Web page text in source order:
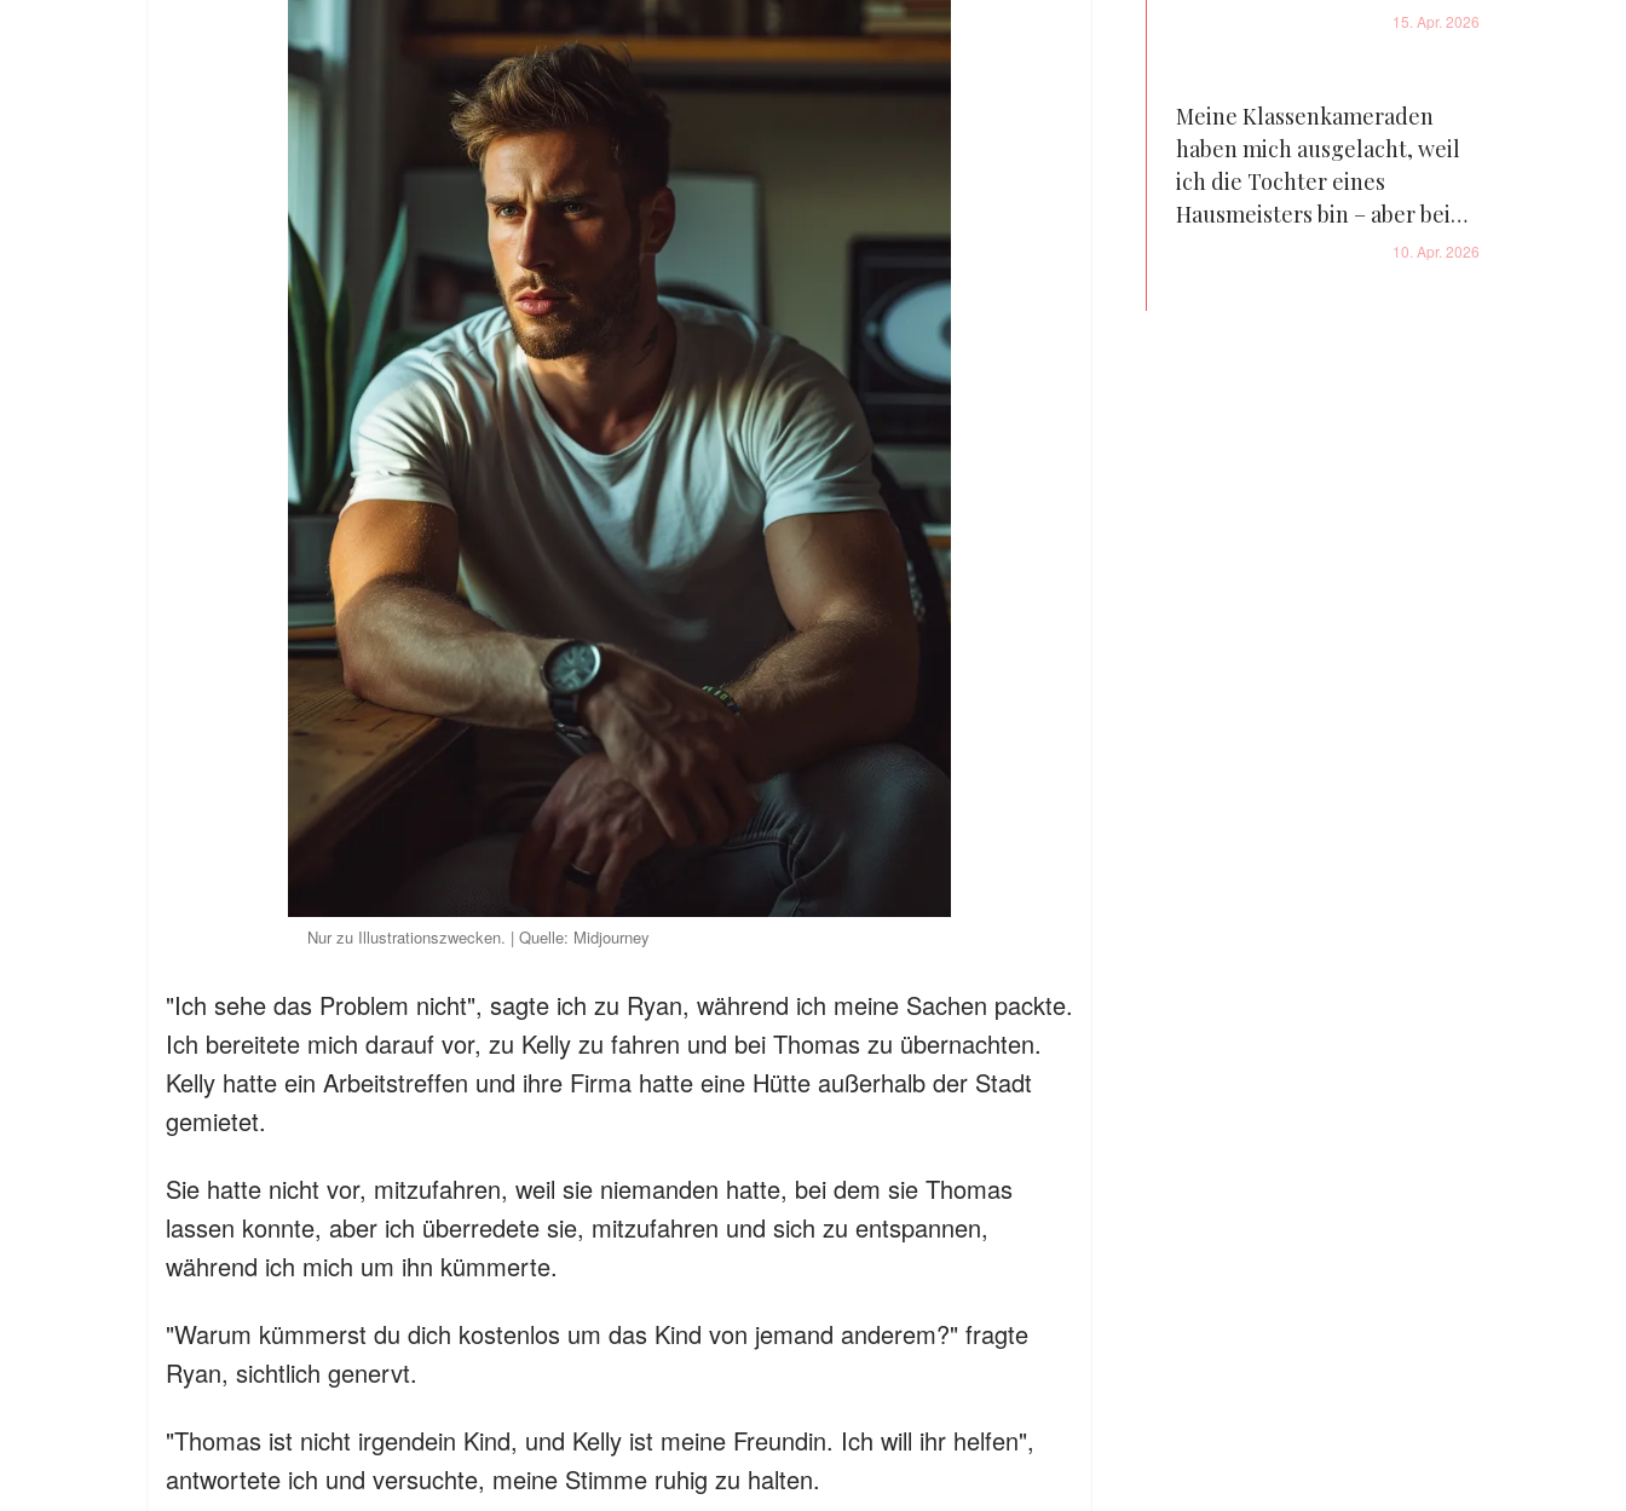
Nur zu Illustrationszwecken. | Quelle: Midjourney
"Ich sehe das Problem nicht", sagte ich zu Ryan, während ich meine Sachen packte.
Ich bereitete mich darauf vor, zu Kelly zu fahren und bei Thomas zu übernachten.
Kelly hatte ein Arbeitstreffen und ihre Firma hatte eine Hütte außerhalb der Stadt
gemietet.
Sie hatte nicht vor, mitzufahren, weil sie niemanden hatte, bei dem sie Thomas
lassen konnte, aber ich überredete sie, mitzufahren und sich zu entspannen,
während ich mich um ihn kümmerte.
"Warum kümmerst du dich kostenlos um das Kind von jemand anderem?" fragte
Ryan, sichtlich genervt.
"Thomas ist nicht irgendein Kind, und Kelly ist meine Freundin. Ich will ihr helfen",
antwortete ich und versuchte, meine Stimme ruhig zu halten.
Dienstmädchen – aber die15. Apr. 2026
Meine Klassenkameraden
haben mich ausgelacht, weil
ich die Tochter eines
Hausmeisters bin – aber beim
Abschlussball haben meine
10. Apr. 2026